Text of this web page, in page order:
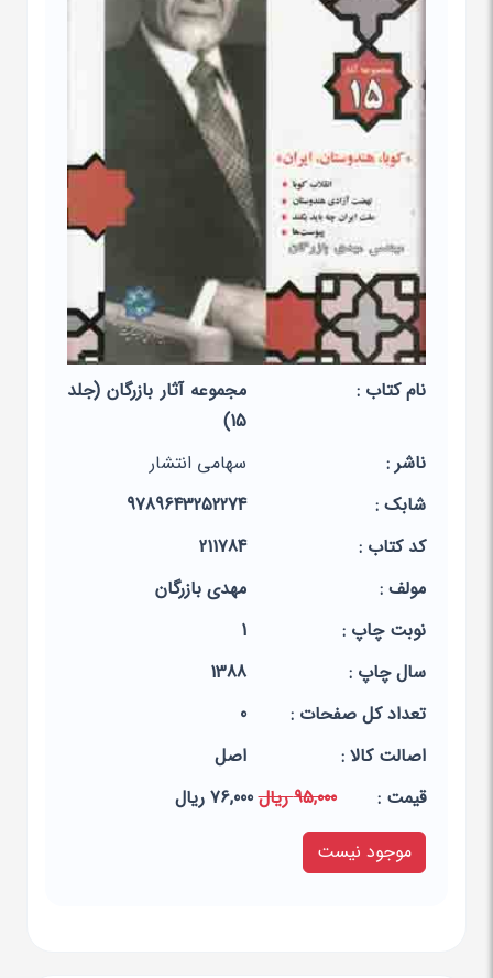
نام کتاب :
مجموعه آثار بازرگان (جلد
15)
ناشر :
سهامی انتشار
شابک :
9789643252274
کد کتاب :
211784
مولف :
مهدی بازرگان
نوبت چاپ :
1
سال چاپ :
1388
تعداد کل صفحات :
0
اصالت کالا :
اصل
قيمت :
95,000 ریال
76,000 ریال
موجود نیست